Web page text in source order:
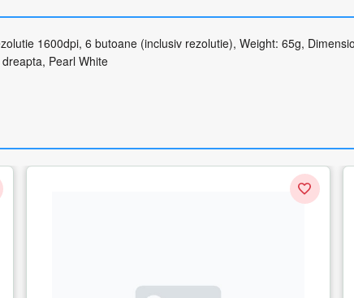
1600dpi, 6 butoane (inclusiv rezolutie), Weight: 65g,
Pearl White